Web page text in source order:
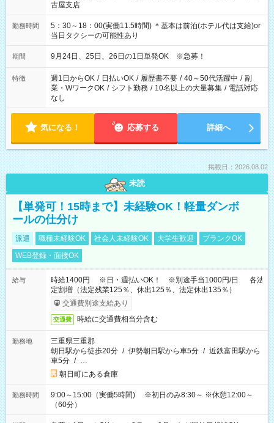
古屋支店
勤務時間
5：30～18：00(実働11.5時間) ＊基本は前泊(ホテル代は支給)or
当日タクシーの可能性あり
期間 9月24日、25日、26日の1日単発OK ※急募！
特徴 週1日からOK / 日払いOK / 履歴書不要 / 40～50代活躍中 / 副
業・WワークOK / シフト勤務 / 10名以上の大量募集 / 電話対応
なし
気になる！ 応募する 詳細へ
掲載日：2026.08.02
未読
【単発可！15時まで】未経験OK！軽量ダンボ
ールの仕分け
派遣 職種未経験OK 社会人未経験OK 大学生歓迎
ブランクOK
WEB登録・面接OK
給与
時給1400円 ※日・週払いOK！ ※別途手当1000円/日 各法
定割増（法定残業125％、休出125％、法定休出135％）
交通費別途支給あり
交通費 時給に交通費相当分含む
勤務地
三重県三重郡
朝日駅から徒歩20分 / 伊勢朝日駅から車5分 / 近鉄富田駅から
車5分 / …
朝日町にある倉庫
勤務時間
9:00～15:00（実働5時間) ※初日のみ8:30～ ※休憩12:00～
（60分）